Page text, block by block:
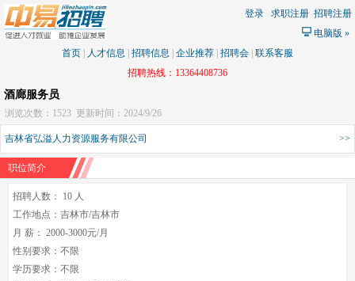
登录 求职注册 招聘注册
电脑版 »
首页
人才信息 招聘信息 企业推荐 招聘会 联系客服
招聘热线：13364408736
酒廊服务员
浏览次数：1523 更新时间：2024/9/26
>>
吉林省弘溢人力资源服务有限公司
职位简介
招聘人数： 10 人
工作地点：吉林市/吉林市
月 薪： 2000-3000元/月
性别要求：不限
学历要求：不限